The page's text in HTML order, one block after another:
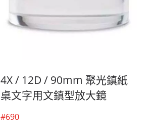
4X / 12D / 90mm 聚光鎮紙
桌文字用文鎮型放大鏡
#690